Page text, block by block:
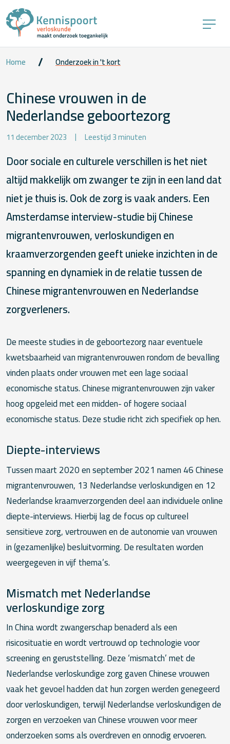
Home Onderzoek in 't kort
Chinese vrouwen in de
Nederlandse geboortezorg
11 december 2023 Leestijd 3 minuten
Door sociale en culturele verschillen is het niet
altijd makkelijk om zwanger te zijn in een land dat
niet je thuis is. Ook de zorg is vaak anders. Een
Amsterdamse interview-studie bij Chinese
migrantenvrouwen, verloskundigen en
kraamverzorgenden geeft unieke inzichten in de
spanning en dynamiek in de relatie tussen de
Chinese migrantenvrouwen en Nederlandse
zorgverleners.
De meeste studies in de geboortezorg naar eventuele
kwetsbaarheid van migrantenvrouwen rondom de bevalling
vinden plaats onder vrouwen met een lage sociaal
economische status. Chinese migrantenvrouwen zijn vaker
hoog opgeleid met een midden- of hogere sociaal
economische status. Deze studie richt zich specifiek op hen.
Diepte-interviews
Tussen maart 2020 en september 2021 namen 46 Chinese
migrantenvrouwen, 13 Nederlandse verloskundigen en 12
Nederlandse kraamverzorgenden deel aan individuele online
diepte-interviews. Hierbij lag de focus op cultureel
sensitieve zorg, vertrouwen en de autonomie van vrouwen
in (gezamenlijke) besluitvorming. De resultaten worden
weergegeven in vijf thema’s.
Mismatch met Nederlandse
verloskundige zorg
In China wordt zwangerschap benaderd als een
risicosituatie en wordt vertrouwd op technologie voor
screening en geruststelling. Deze ‘mismatch’ met de
Nederlandse verloskundige zorg gaven Chinese vrouwen
vaak het gevoel hadden dat hun zorgen werden genegeerd
door verloskundigen, terwijl Nederlandse verloskundigen de
zorgen en verzoeken van Chinese vrouwen voor meer
onderzoeken soms als overdreven en onnodig ervoeren.